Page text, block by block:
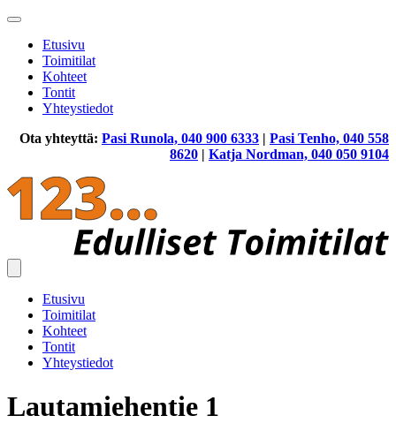
Etusivu
Toimitilat
Kohteet
Tontit
Yhteystiedot
Ota yhteyttä: Pasi Runola, 040 900 6333 | Pasi Tenho, 040 558
8620 | Katja Nordman, 040 050 9104
Etusivu
Toimitilat
Kohteet
Tontit
Yhteystiedot
Lautamiehentie 1